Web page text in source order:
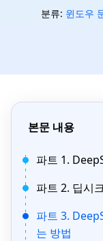
분류: 윈도우
본문 내용
파트 1.
파트 2. 딥시
파트 3.
는 방법